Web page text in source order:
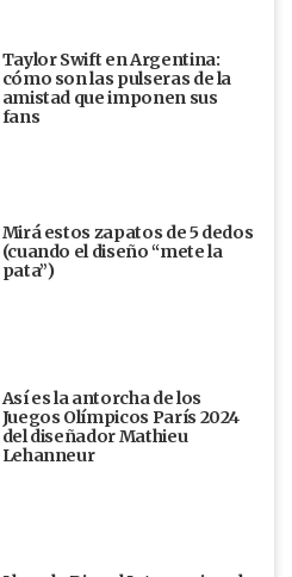
Taylor Swift en Argentina:
cómo son las pulseras de la
amistad que imponen sus
fans
Mirá estos zapatos de 5 dedos
(cuando el diseño “mete la
pata”)
Así es la antorcha de los
Juegos Olímpicos París 2024
del diseñador Mathieu
Lehanneur